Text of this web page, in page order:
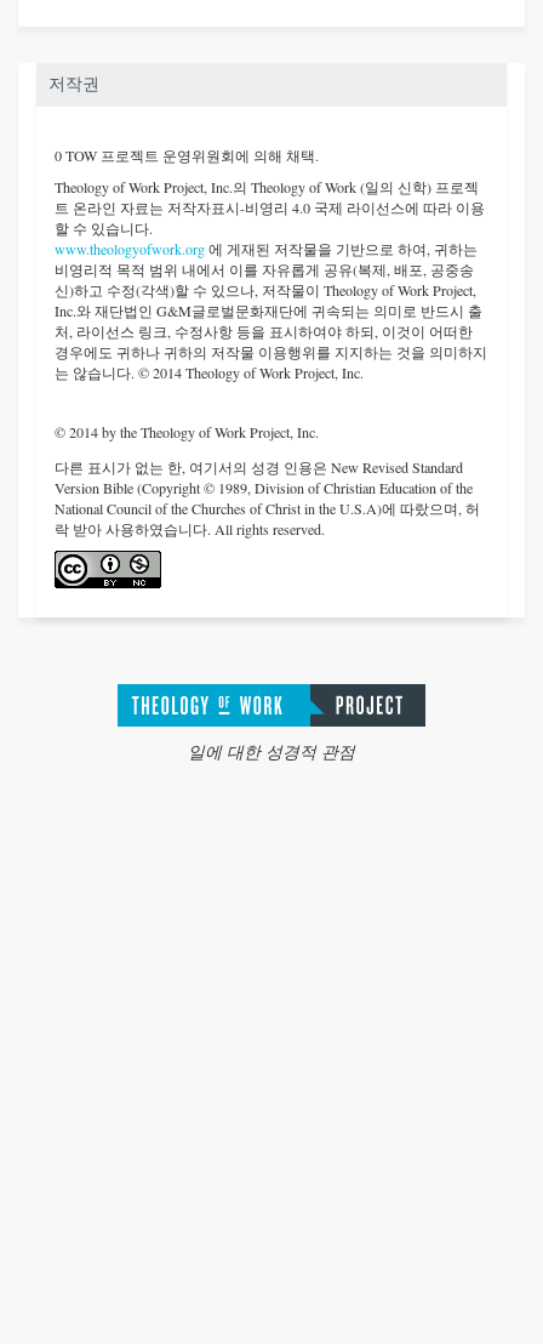
저작권
0 TOW 프로젝트 운영위원회에 의해 채택.
Theology of Work Project, Inc.의 Theology of Work (일의 신학) 프로젝
트 온라인 자료는 저작자표시-비영리 4.0 국제 라이선스에 따라 이용
할 수 있습니다.
www.theologyofwork.org에 게재된 저작물을 기반으로 하여, 귀하는
비영리적 목적 범위 내에서 이를 자유롭게 공유(복제, 배포, 공중송
신)하고 수정(각색)할 수 있으나, 저작물이 Theology of Work Project,
Inc.와 재단법인 G&M글로벌문화재단에 귀속되는 의미로 반드시 출
처, 라이선스 링크, 수정사항 등을 표시하여야 하되, 이것이 어떠한
경우에도 귀하나 귀하의 저작물 이용행위를 지지하는 것을 의미하지
는 않습니다. © 2014 Theology of Work Project, Inc.
© 2014 by the Theology of Work Project, Inc.
다른 표시가 없는 한, 여기서의 성경 인용은 New Revised Standard
Version Bible (Copyright © 1989, Division of Christian Education of the
National Council of the Churches of Christ in the U.S.A)에 따랐으며, 허
락 받아 사용하였습니다. All rights reserved.
일에 대한 성경적 관점